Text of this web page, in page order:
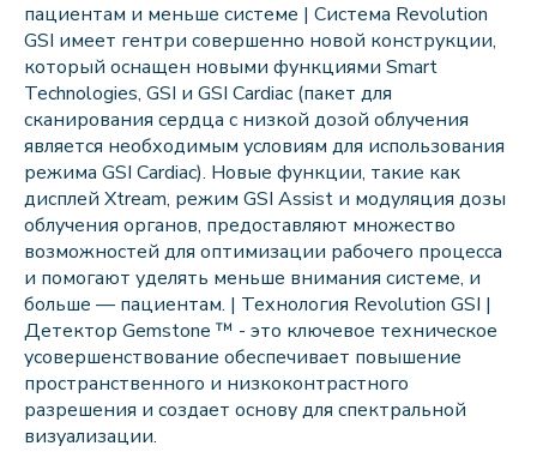
пациентам и меньше системе | Система Revolution
GSI имеет гентри совершенно новой конструкции,
который оснащен новыми функциями Smart
Technologies, GSI и GSI Cardiac (пакет для
сканирования сердца с низкой дозой облучения
является необходимым условиям для использования
режима GSI Cardiac). Новые функции, такие как
дисплей Xtream, режим GSI Assist и модуляция дозы
облучения органов, предоставляют множество
возможностей для оптимизации рабочего процесса
и помогают уделять меньше внимания системе, и
больше — пациентам. | Технология Revolution GSI |
Детектор Gemstone ™ - это ключевое техническое
усовершенствование обеспечивает повышение
пространственного и низкоконтрастного
разрешения и создает основу для спектральной
визуализации.